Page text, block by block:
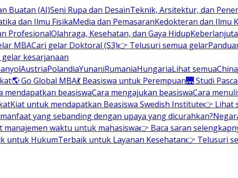
Buatan (AI)Seni Rupa dan DesainTeknik, Arsitektur, dan
dan Ilmu FisikaMedia dan PemasaranKedokteran dan Ilmu
ProfesionalOlahraga, Kesehatan, dan Gaya Hidup
MBACari gelar Doktoral (S3)👉 Telusuri semua gelar
kesarjanaan
AustriaPolandiaYunaniRumaniaHungariaLihat semuaChina
🌎 Go Global MBA💃 Beasiswa untuk Perempuan🌉 Studi
mendapatkan beasiswaCara mengajukan beasiswaCara
Kiat untuk mendapatkan Beasiswa Swedish Institute👉 Lihat
yang sebanding dengan upaya yang dicurahkan?
manajemen waktu untuk mahasiswa👉 Baca saran
untuk HukumTerbaik untuk Layanan Kesehatan👉 Telusuri